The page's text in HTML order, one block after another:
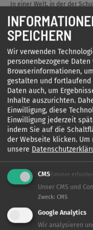
In einer Welt, in der der
eine Rolle spielen können,
Planeten zu bewahren. Der
eine Gelegenheit, diesem
Symbol für die bedrohte
KIDDINX-Player
Alle Hörspielfolgen und
der Streaming-App
SPEICHERN
Wir verwenden
personenbezogene
Browserinformationen,
gestalten und fortlaufend
Daten auch, um
Inhalte auszurichten.
Einwilligung, diese
Einwilligung jederzeit
indem Sie auf die
der Webseite klicken. Um
unsere
CMS (immer
Unser CMS und
Zweck: CMS
Google Analytics
Wir analysieren